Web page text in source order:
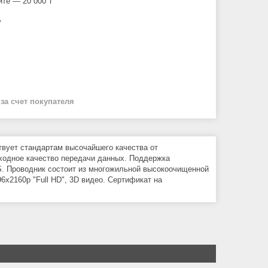
за счет покупателя
стандартам высочайшего качества от
качество передачи данных. Поддержка
Проводник состоит из многожильной высокоочищенной
"Full HD", 3D видео. Сертификат на